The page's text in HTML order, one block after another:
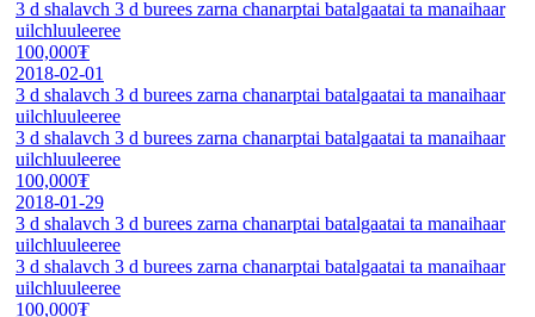
3 d shalavch 3 d burees zarna chanarptai batalgaatai ta manaihaar
uilchluuleeree
100,000₮
2018-02-01
3 d shalavch 3 d burees zarna chanarptai batalgaatai ta manaihaar
uilchluuleeree
3 d shalavch 3 d burees zarna chanarptai batalgaatai ta manaihaar
uilchluuleeree
100,000₮
2018-01-29
3 d shalavch 3 d burees zarna chanarptai batalgaatai ta manaihaar
uilchluuleeree
3 d shalavch 3 d burees zarna chanarptai batalgaatai ta manaihaar
uilchluuleeree
100,000₮